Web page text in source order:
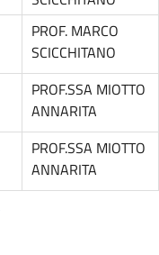
PROF. MARCO
SCICCHITANO
PROF.SSA MIOTTO
ANNARITA
PROF.SSA MIOTTO
ANNARITA